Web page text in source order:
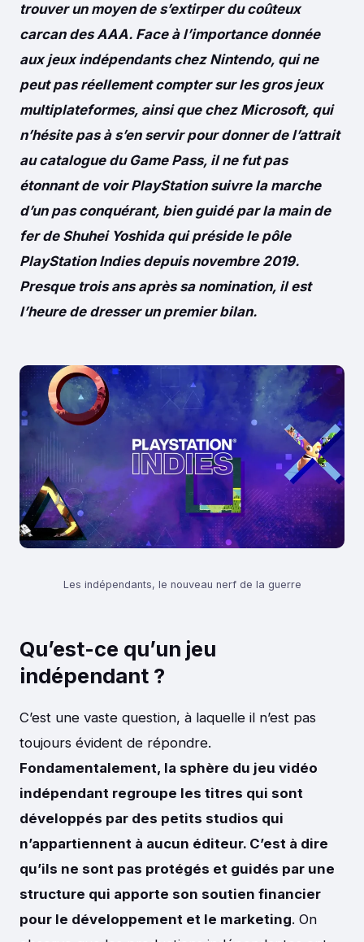
trouver un moyen de s’extirper du coûteux
carcan des AAA. Face à l’importance donnée
aux jeux indépendants chez Nintendo, qui ne
peut pas réellement compter sur les gros jeux
multiplateformes, ainsi que chez Microsoft, qui
n’hésite pas à s’en servir pour donner de l’attrait
au catalogue du Game Pass, il ne fut pas
étonnant de voir PlayStation suivre la marche
d’un pas conquérant, bien guidé par la main de
fer de Shuhei Yoshida qui préside le pôle
PlayStation Indies depuis novembre 2019.
Presque trois ans après sa nomination, il est
l’heure de dresser un premier bilan.
Les indépendants, le nouveau nerf de la guerre
Qu’est-ce qu’un jeu
indépendant ?
C’est une vaste question, à laquelle il n’est pas
toujours évident de répondre.
Fondamentalement, la sphère du jeu vidéo
indépendant regroupe les titres qui sont
développés par des petits studios qui
n’appartiennent à aucun éditeur. C’est à dire
qu’ils ne sont pas protégés et guidés par une
structure qui apporte son soutien financier
pour le développement et le marketing. On